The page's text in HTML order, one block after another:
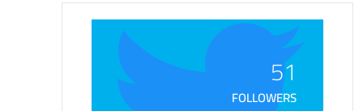
51
FOLLOWERS